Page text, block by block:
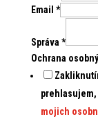
Email *
Správa *
Ochrana
prehlasujem,
mojich